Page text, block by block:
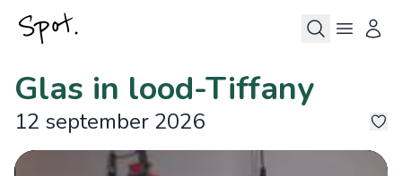
Glas in lood-Tiffany
12 september 2026